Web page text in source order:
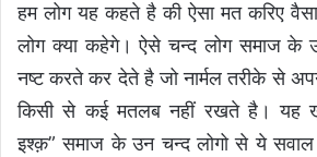
हम लोग यह कहते है की ऐसा मत करिए वैसा
लोग क्या कहेगे। ऐसे चन्द लोग समाज के
नष्ट करते कर देते है जो नार्मल तरीके से
किसी से कई मतलब नहीं रखते है। यह
इश्क़” समाज के उन चन्द लोगो से ये